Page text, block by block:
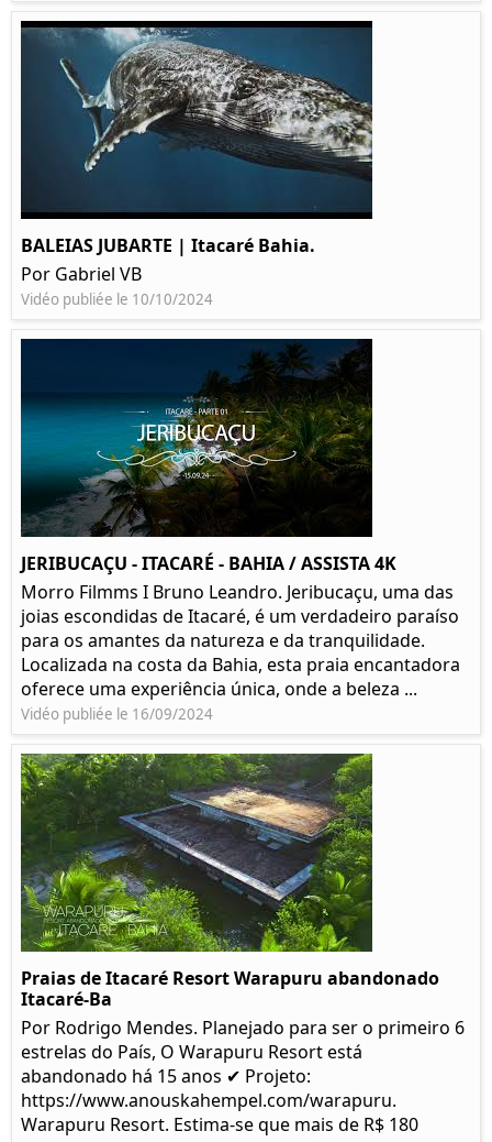
BALEIAS JUBARTE | Itacaré Bahia.
Por Gabriel VB
Vidéo publiée le 10/10/2024
JERIBUCAÇU - ITACARÉ - BAHIA / ASSISTA 4K
Morro Filmms I Bruno Leandro. Jeribucaçu, uma das
joias escondidas de Itacaré, é um verdadeiro paraíso
para os amantes da natureza e da tranquilidade.
Localizada na costa da Bahia, esta praia encantadora
oferece uma experiência única, onde a beleza ...
Vidéo publiée le 16/09/2024
Praias de Itacaré Resort Warapuru abandonado
Itacaré-Ba
Por Rodrigo Mendes. Planejado para ser o primeiro 6
estrelas do País, O Warapuru Resort está
abandonado há 15 anos ✔ Projeto:
https://www.anouskahempel.com/warapuru.
Warapuru Resort. Estima-se que mais de R$ 180